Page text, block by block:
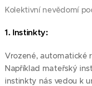
Kolektivní nevědomí
1. Instinkty:
Vrozené, automatické
Například mateřský
instinkty nás vedou k